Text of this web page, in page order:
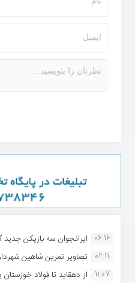
06:16 ایرانجوان سه بازیکن
02:11
تصاویر تمرین شاهین
11:07
از دهقاید تا فولاد